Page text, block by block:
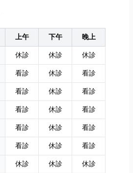
上午 下午
晚上
休診 休診
休診
看診 休診
看診
看診 休診
看診
看診 休診
看診
看診 休診
看診
看診 休診
看診
休診 休診 休診